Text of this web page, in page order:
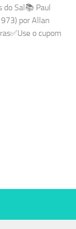
do Sal📚 Paul
por Allan
o cupom